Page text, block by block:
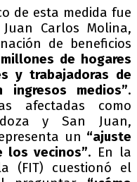
de esta medida fue
Carlos Molina,
de beneficios
millones de hogares
y trabajadoras de
medios”.
afectadas como
y San Juan,
un “ajuste
los vecinos”. En la
(FIT) cuestionó el